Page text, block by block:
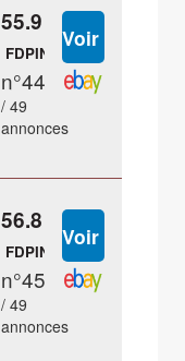
55.9 €
FDPIN
n°44
/ 49
annonces
56.8 €
FDPIN
n°45
/ 49
annonces